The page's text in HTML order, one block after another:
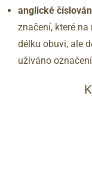
anglické
značení, které
délku obuvi, ale
užíváno